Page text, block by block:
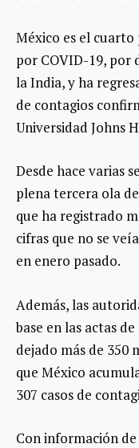
México es el
por COVID-19, por
la India, y ha
de contagios
Universidad Johns
Desde hace varias
plena tercera ola
que ha registrado
cifras que no se
en enero pasado.
Además, las
base en las actas
dejado más de 350
que México
307 casos de
Con información